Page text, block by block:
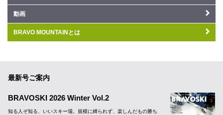
動画
BRAVO MOUNTAINとは
最新号ご案内
BRAVOSKI 2026 Winter Vol.2
知る人ぞ知る、いいスキー場。規模に縛られず、楽しんだもの勝ち